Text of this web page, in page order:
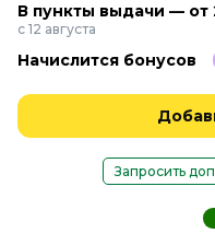
В пункты выдачи — от
с 12 августа
Начислится бонусов
Запросить